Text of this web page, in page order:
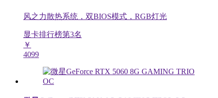
风之力散热系统，双BIOS模式，RGB灯光
显卡排行榜第3名
￥
4099